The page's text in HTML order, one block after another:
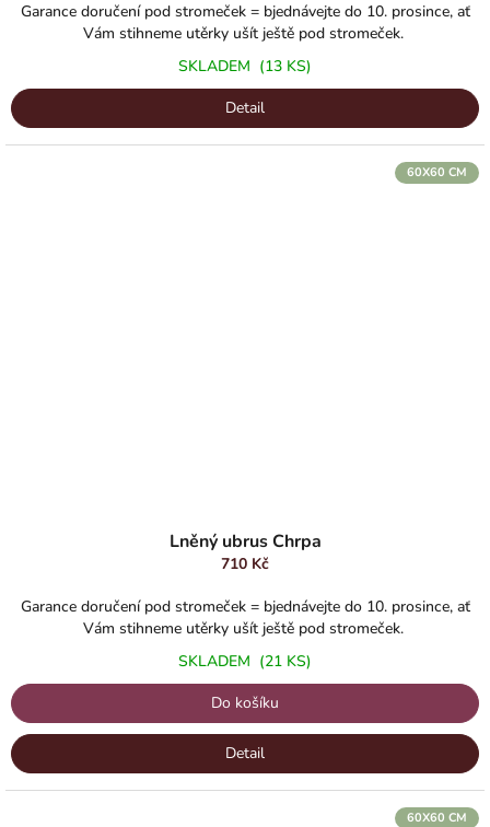
Garance doručení pod stromeček = bjednávejte do 10. prosince, ať
Vám stihneme utěrky ušít ještě pod stromeček.
SKLADEM (13 KS)
Detail
60X60 CM
5,0
Lněný ubrus Chrpa
710 Kč
Garance doručení pod stromeček = bjednávejte do 10. prosince, ať
Vám stihneme utěrky ušít ještě pod stromeček.
SKLADEM (21 KS)
Do košíku
Detail
60X60 CM